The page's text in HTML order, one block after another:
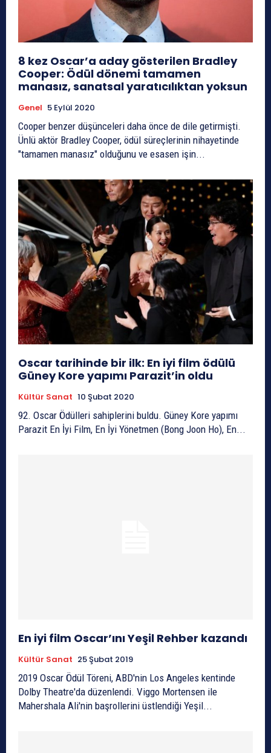
8 kez Oscar’a aday gösterilen Bradley
Cooper: Ödül dönemi tamamen
manasız, sanatsal yaratıcılıktan yoksun
Genel 5 Eylül 2020
Cooper benzer düşünceleri daha önce de dile getirmişti.
Ünlü aktör Bradley Cooper, ödül süreçlerinin nihayetinde
"tamamen manasız" olduğunu ve esasen işin...
Oscar tarihinde bir ilk: En iyi film ödülü
Güney Kore yapımı Parazit’in oldu
Kültür Sanat 10 Şubat 2020
92. Oscar Ödülleri sahiplerini buldu. Güney Kore yapımı
Parazit En İyi Film, En İyi Yönetmen (Bong Joon Ho), En...
En iyi film Oscar’ını Yeşil Rehber kazandı
Kültür Sanat 25 Şubat 2019
2019 Oscar Ödül Töreni, ABD'nin Los Angeles kentinde
Dolby Theatre'da düzenlendi. Viggo Mortensen ile
Mahershala Ali'nin başrollerini üstlendiği Yeşil...